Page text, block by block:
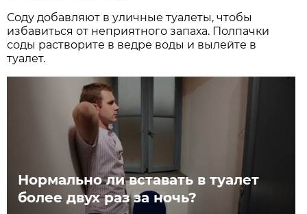
Соду добавляют в уличные туалеты, чтобы
избавиться от неприятного запаха. Полпачки
соды растворите в ведре воды и вылейте в
туалет.
Нормально ли вставать в туалет
более двух раз за ночь?